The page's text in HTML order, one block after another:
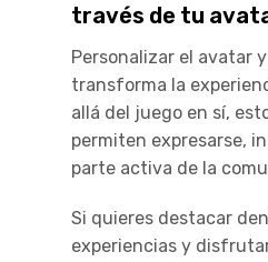
través de tu
Personalizar el avatar
transforma la
allá del juego en sí,
permiten expresarse,
parte activa de la
Si quieres destacar
experiencias y